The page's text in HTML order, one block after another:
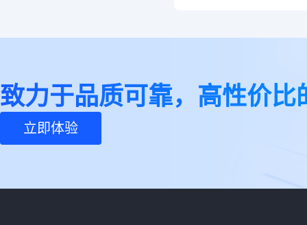
致力于品质可靠，高性价比
立即体验